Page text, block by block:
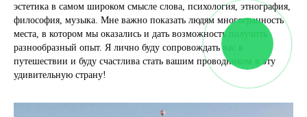
эстетика в самом широком смысле слова, психология, этнография,
философия, музыка. Мне важно показать людям многогранность
места, в котором мы оказались и дать возможность получить
разнообразный опыт. Я лично буду сопровождать вас в
путешествии и буду счастлива стать вашим проводником в эту
удивительную страну!